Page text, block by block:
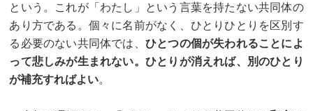
という。これが「わたし」という言葉を持たない共同体の
あり方である。個々に名前がなく、ひとりひとりを区別す
る必要のない共同体では、 ひとつの個が失われることによ
って悲しみが生まれない。ひとりが消えれば、別のひとり
が補充すればよい。